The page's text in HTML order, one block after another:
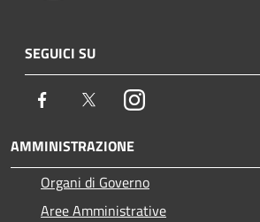
SEGUICI SU
Facebook TwitterInstagram
AMMINISTRAZIONE
Organi di Governo
Aree Amministrative